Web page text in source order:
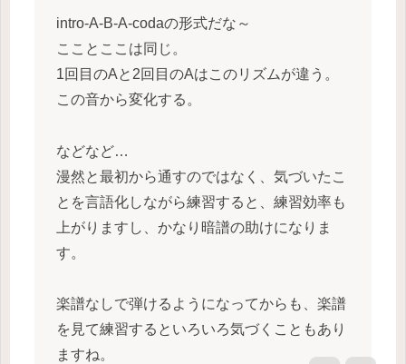
intro-A-B-A-codaの形式だな～
こことここは同じ。
1回目のAと2回目のAはこのリズムが違う。
この音から変化する。
などなど…
漫然と最初から通すのではなく、気づいたこ
とを言語化しながら練習すると、練習効率も
上がりますし、かなり暗譜の助けになりま
す。
楽譜なしで弾けるようになってからも、楽譜
を見て練習するといろいろ気づくこともあり
ますね。